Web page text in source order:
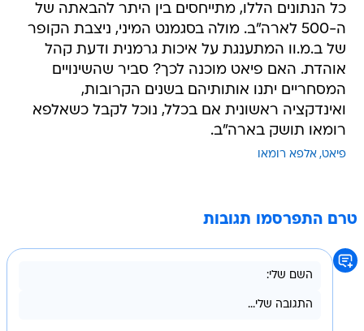
כל הנתונים הללו, מתייחסים בין היתר להבאתה של
ה-500 לארה"ב. מולה בסגמנט המיני, ניצבת הקופר
של ב.מ.וו המתענגת על איכות גרמנית ודעת קהל
אוהדת. האם פיאט מוכנה לכך? סביר שהשינויים
המסחריים יתנו אותותיהם בשנים הקרובות,
ואינדקציה ראשונית אם בכלל, נוכל לקבל כשאלפא
רומאו תושק בארה"ב.
פיאט אלפא רומאו
טרם התפרסמו תגובות